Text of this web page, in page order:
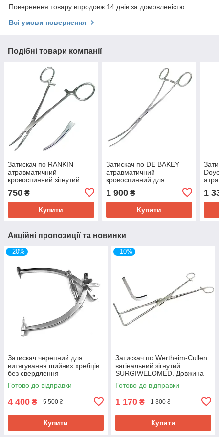
Повернення товару впродовж 14 днів за домовленістю
Всі умови повернення
Подібні товари компанії
Затискач по RANKIN
атравматичний
кровоспинний зігнутий
Довжина 16,0 см
750 ₴
Купити
Затискач по DE BAKEY
атравматичний
кровоспинний для
зігнутий SURGIWELOMED
1 900₴
Купити
1
Акційні пропозиції та новинки
–20%
Затискач черепний для
витягування шийних хребців
без свердлення
SURGIWELOMED
Готово до відправки
4 400 ₴ 5 500 ₴
Купити
–10%
Затискач по Wertheim-Cullen
вагінальний зігнутий
SURGIWELOMED. Довжина
32,5 см
Готово до відправки
1 170 ₴ 1 300 ₴
Купити